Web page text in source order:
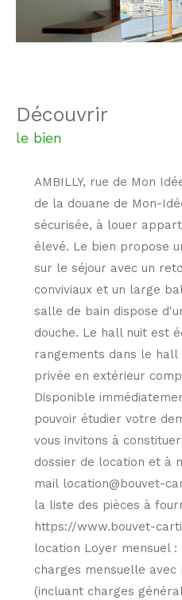
découvrir
le bien
AMBILLY, rue de Mon
de la douane de Mon-
sécurisée, à louer
élevé. Le bien propose
sur le séjour avec un
conviviaux et un large
salle de bain dispose
douche. Le hall nuit est
rangements dans le hall
privée en extérieur
Disponible
pouvoir étudier votre
vous invitons à
dossier de location et à
mail location@bouvet-
la liste des pièces à
https://www.bouvet-
location Loyer mensuel
charges mensuelle
(incluant charges